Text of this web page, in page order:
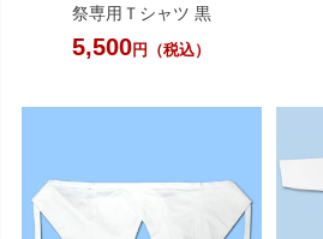
祭専用Ｔシャツ 黒
5,500円（税込）